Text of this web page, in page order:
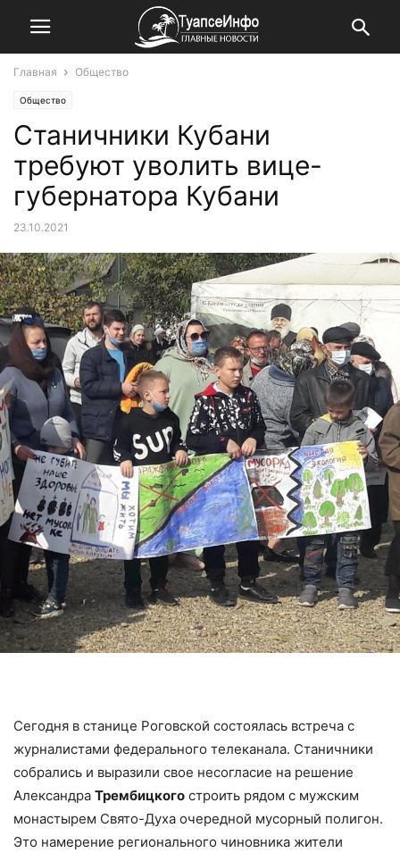
Главная Общество
Общество
Станичники Кубани
требуют уволить вице-
губернатора Кубани
23.10.2021
Сегодня в станице Роговской состоялась встреча с
журналистами федерального телеканала. Станичники
собрались и выразили свое несогласие на решение
Александра Трембицкого строить рядом с мужским
монастырем Свято-Духа очередной мусорный полигон.
Это намерение регионального чиновника жители